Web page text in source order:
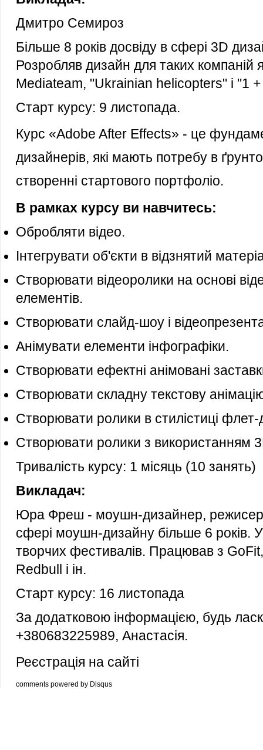
Дмитро Семироз
Більше 8 років досвіду в сфері 3D
Розробляв дизайн для таких компаній
Mediateam, "Ukrainian helicopters" і "1
Старт курсу: 9 листопада.
Курс «Adobe After Effects» - це
дизайнерів, які мають потребу в
створенні стартового портфоліо.
В рамках курсу ви навчитесь:
Обробляти відео.
Інтегрувати об'єкти в відзнятий
Створювати відеоролики на основі
елементів.
Створювати слайд-шоу і
Анімувати елементи інфографіки.
Створювати ефектні анімовані
Створювати складну текстову
Створювати ролики в стилістиці флет-
Створювати ролики з використанням
Тривалість курсу: 1 місяць (10 занять)
Викладач:
Юра Фреш - моушн-дизайнер,
сфері моушн-дизайну більше 6 років.
творчих фестивалів. Працював з
Redbull і ін.
Старт курсу: 16 листопада
За додатковою інформацією, будь
+380683225989, Анастасія.
Реєстрація на сайті
comments powered by Disqus